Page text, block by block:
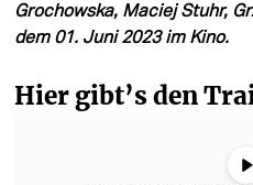
Grochowska, Maciej Stuhr,
dem 01. Juni 2023 im Kino.
Hier gibt’s den